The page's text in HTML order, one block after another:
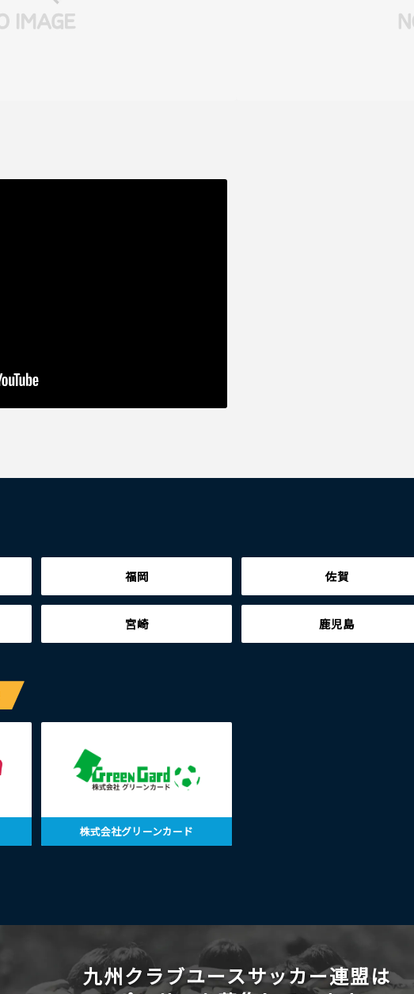
福岡 佐賀
宮崎 鹿児島
株式会社グリーンカード
九州クラブユースサッカー連盟は